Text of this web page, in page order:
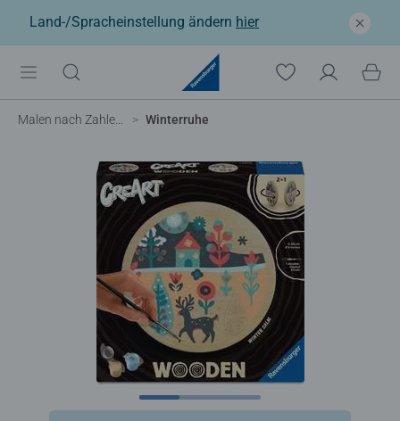
Land-/Spracheinstellung ändern hier
Malen nach Zahlen Erwachsene Winterruhe